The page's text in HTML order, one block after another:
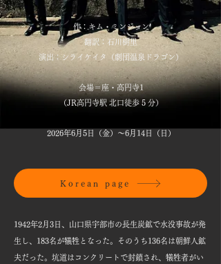
作：キム・ミンジョン
翻訳：石川樹里
演出：シライケイタ（劇団温泉ドラゴン）
会場＝座・高円寺1
（JR高円寺駅 北口徒歩 5 分）
2026年6月5日（金）～6月14日（日）
Korean page
1942年2月3日、山口県宇部市の長生炭鉱で水没事故が発
生し、183名が犠牲となった。そのうち136名は朝鮮人鉱
夫だった。坑道はコンクリートで封鎖され、犠牲者がい